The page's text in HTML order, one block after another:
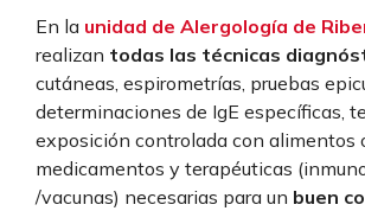
En la unidad de Alergología de
realizan todas las técnicas
cutáneas, espirometrías, pruebas
determinaciones de IgE específicas,
exposición controlada con alimentos
medicamentos y terapéuticas
/vacunas) necesarias para un buen